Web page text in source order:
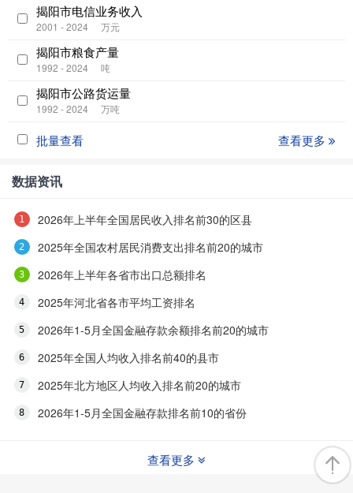
揭阳市电信业务收入
2001 - 2024 万元
揭阳市粮食产量
1992 - 2024 吨
揭阳市公路货运量
1992 - 2024 万吨
批量查看 查看更多
数据资讯
2026年上半年全国居民收入排名前30的区县
2025年全国农村居民消费支出排名前20的城市
2026年上半年各省市出口总额排名
2025年河北省各市平均工资排名
2026年1-5月全国金融存款余额排名前20的城市
2025年全国人均收入排名前40的县市
2025年北方地区人均收入排名前20的城市
2026年1-5月全国金融存款排名前10的省份
查看更多